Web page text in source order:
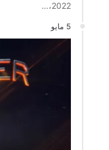
2022،…
5 مايو